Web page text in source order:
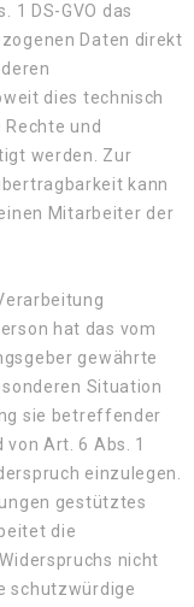
1 DS-GVO das
Daten direkt
dies technisch
und
werden. Zur
kann
Mitarbeiter der
hat das vom
gewährte
Situation
sie betreffender
Art. 6 Abs. 1
einzulegen.
gestütztes
die
nicht
schutzwürdige